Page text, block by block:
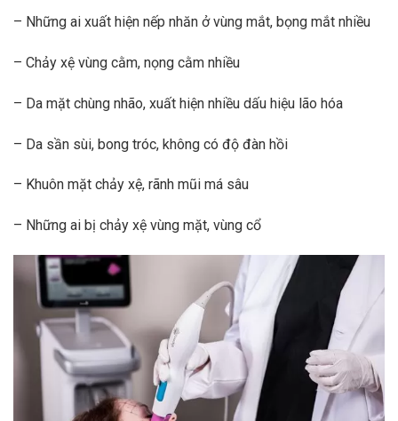
– Những ai xuất hiện nếp nhăn ở vùng mắt, bọng mắt nhiều
– Chảy xệ vùng cằm, nọng cằm nhiều
– Da mặt chùng nhão, xuất hiện nhiều dấu hiệu lão hóa
– Da sần sùi, bong tróc, không có độ đàn hồi
– Khuôn mặt chảy xệ, rãnh mũi má sâu
– Những ai bị chảy xệ vùng mặt, vùng cổ